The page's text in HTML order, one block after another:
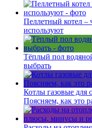
Пеллетный котел –
используют
Тёплый пол
выбрать
Котлы газовые для
Поясняем, как это